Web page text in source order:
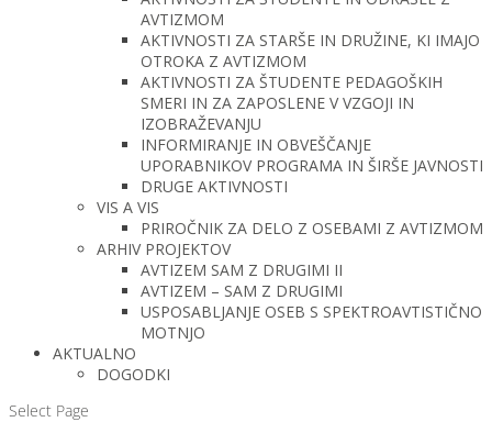
AVTIZMOM
AKTIVNOSTI ZA STARŠE IN DRUŽINE, KI IMAJO
OTROKA Z AVTIZMOM
AKTIVNOSTI ZA ŠTUDENTE PEDAGOŠKIH
SMERI IN ZA ZAPOSLENE V VZGOJI IN
IZOBRAŽEVANJU
INFORMIRANJE IN OBVEŠČANJE
UPORABNIKOV PROGRAMA IN ŠIRŠE JAVNOSTI
DRUGE AKTIVNOSTI
VIS A VIS
PRIROČNIK ZA DELO Z OSEBAMI Z AVTIZMOM
ARHIV PROJEKTOV
AVTIZEM SAM Z DRUGIMI II
AVTIZEM – SAM Z DRUGIMI
USPOSABLJANJE OSEB S SPEKTROAVTISTIČNO
MOTNJO
AKTUALNO
DOGODKI
Select Page